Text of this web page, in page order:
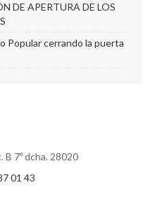
DE APERTURA DE LOS
Popular cerrando la puerta
B 7º dcha. 28020
01 43